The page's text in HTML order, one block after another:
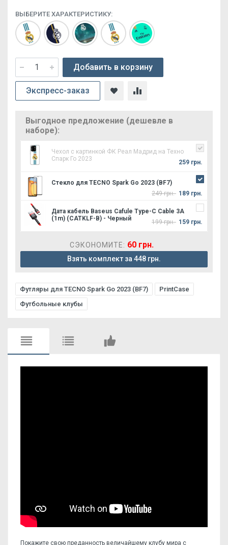
ВЫБЕРИТЕ ХАРАКТЕРИСТИКУ:
Добавить в корзину
Экспресс-заказ
Выгодное предложение (дешевле в
наборе):
Чехол с картинкой ФК Реал Мадрид на Техно
Спарк Го 2023
259 грн.
Стекло для TECNO Spark Go 2023 (BF7)
249 грн. 189 грн.
Дата кабель Baseus Cafule Type-C Cable 3A
(1m) (CATKLF-B) - Черный
199 грн. 159 грн.
СЭКОНОМИТЕ: 60 грн.
Взять комплект за 448 грн.
Футляры для TECNO Spark Go 2023 (BF7)
PrintCase
Футбольные клубы
Покажите свою преданность величайшему клубу мира с